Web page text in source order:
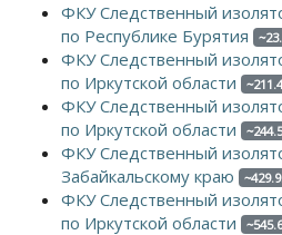
ФКУ Следственный
по Республике Бурятия
ФКУ Следственный
по Иркутской области
ФКУ Следственный
по Иркутской области
ФКУ Следственный
Забайкальскому краю
ФКУ Следственный
по Иркутской области